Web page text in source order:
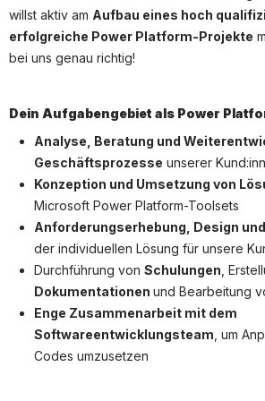
willst aktiv am Aufbau eines hoch
erfolgreiche Power Platform-Projekte
bei uns genau richtig!
Dein Aufgabengebiet als Power
Analyse, Beratung und
Geschäftsprozesse unserer
Konzeption und Umsetzung von
Microsoft Power Platform-Toolsets
Anforderungserhebung, Design
der individuellen Lösung für unsere
Durchführung von Schulungen ,
Dokumentationen und Bearbeitung
Enge Zusammenarbeit mit dem
Softwareentwicklungsteam , um
Codes umzusetzen
Systemstatus
Jobkategorien
Berufsfelder
Für Unternehmen
Kandidaten finden
Inserat buchen
informatikjobs.at 2026ImpressumAGB
Cookie-Einstellungen